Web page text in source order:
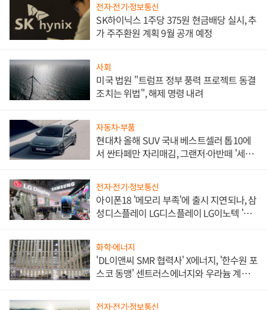
전자·전기·정보통신
SK하이닉스 1주당 375원 현금배당 실시, 추
가 주주환원 계획 9월 공개 예정
사회
미국 법원 "트럼프 정부 풍력 프로젝트 동결
조치는 위법", 해제 명령 내려
자동차·부품
현대차 올해 SUV 국내 베스트셀러 톱10에
서 싼타페만 자리매김, 그랜저·아반떼 '세단
전자·전기·정보통신
아이폰18 '메모리 부족'에 출시 지연되나, 삼
성디스플레이 LG디스플레이 LG이노텍 '탈
화학·에너지
'DL이앤씨 SMR 협력사' X에너지, '한수원 포
스코 동맹' 센트러스에너지와 우라늄 계약
전자·전기·정보통신